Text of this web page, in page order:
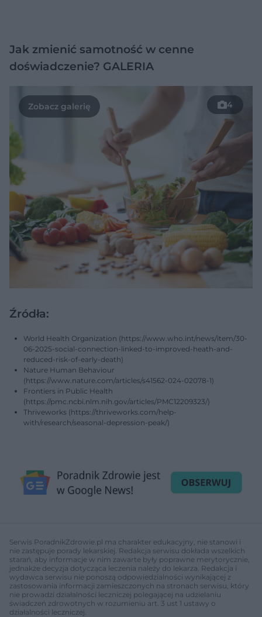
Jak zmienić samotność w cenne
doświadczenie? GALERIA
4
Źródła:
World Health Organization (https://www.who.int/news/item/30-
06-2025-social-connection-linked-to-improved-heath-and-
reduced-risk-of-early-death)
Nature Human Behaviour
(https://www.nature.com/articles/s41562-024-02078-1)
Frontiers in Public Health
(https://pmc.ncbi.nlm.nih.gov/articles/PMC12209323/)
Thriveworks (https://thriveworks.com/help-
with/research/seasonal-depression-peak/)
Serwis PoradnikZdrowie.pl ma charakter edukacyjny, nie stanowi i
nie zastępuje porady lekarskiej. Redakcja serwisu dokłada wszelkich
starań, aby informacje w nim zawarte były poprawne merytorycznie,
jednakże decyzja dotycząca leczenia należy do lekarza. Redakcja i
wydawca serwisu nie ponoszą odpowiedzialności wynikającej z
zastosowania informacji zamieszczonych na stronach serwisu, który
nie prowadzi działalności leczniczej polegającej na udzielaniu
świadczeń zdrowotnych w rozumieniu art. 3 ust 1 ustawy o
działalności leczniczej.